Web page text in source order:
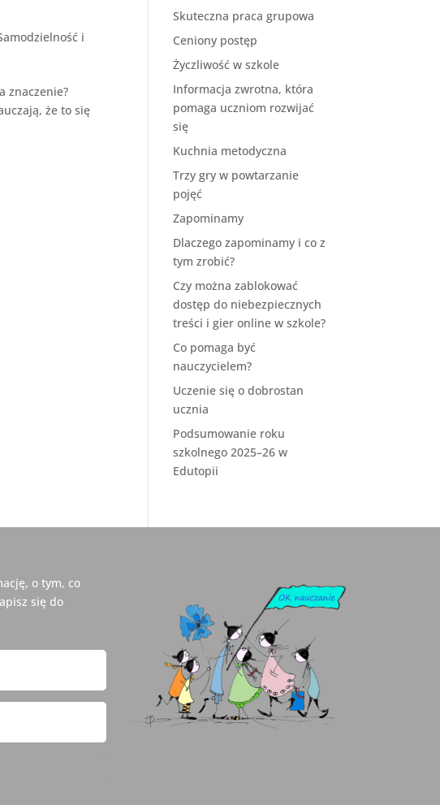
i
znaczenie?
że to się
Skuteczna praca grupowa
Ceniony postęp
Życzliwość w szkole
Informacja zwrotna, która
pomaga uczniom rozwijać
się
Kuchnia metodyczna
Trzy gry w powtarzanie
pojęć
Zapominamy
Dlaczego zapominamy i co z
tym zrobić?
Czy można zablokować
dostęp do niebezpiecznych
treści i gier online w szkole?
Co pomaga być
nauczycielem?
Uczenie się o dobrostan
ucznia
Podsumowanie roku
szkolnego 2025–26 w
Edutopii
o tym, co
się do